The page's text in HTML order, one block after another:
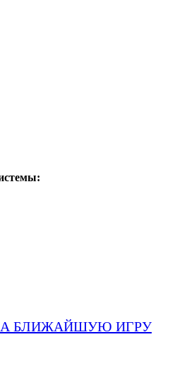
БЛИЖАЙШУЮ ИГРУ